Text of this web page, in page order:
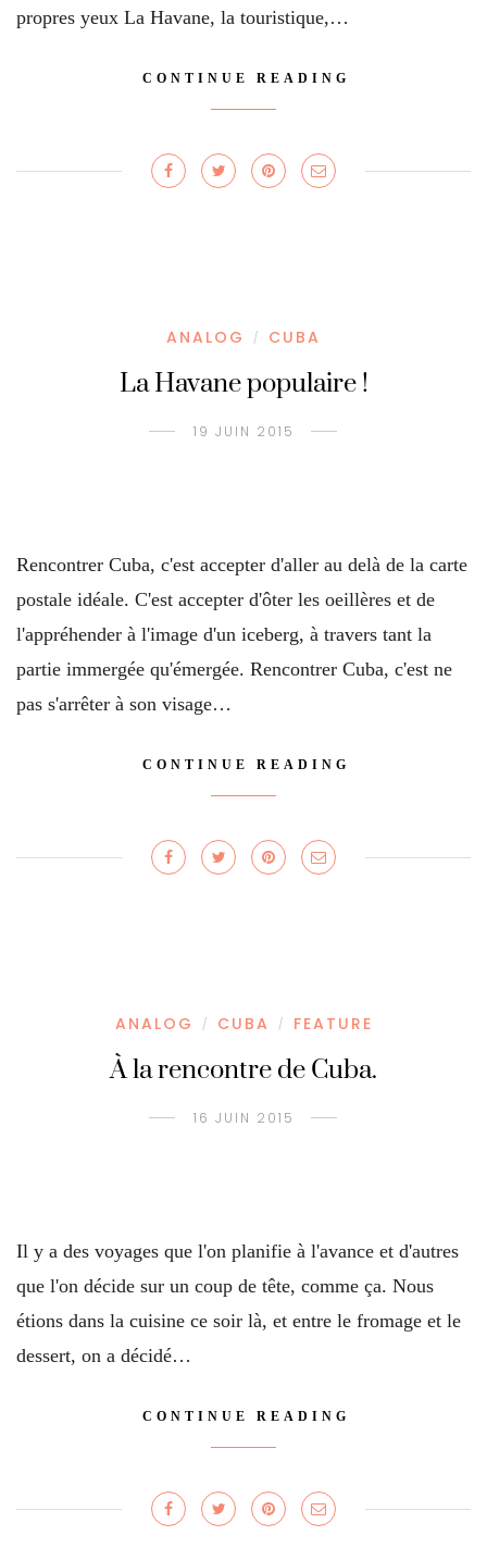
propres yeux La Havane, la touristique,…
CONTINUE READING
ANALOG / CUBA
La Havane populaire !
19 JUIN 2015
Rencontrer Cuba, c'est accepter d'aller au delà de la carte
postale idéale. C'est accepter d'ôter les oeillères et de
l'appréhender à l'image d'un iceberg, à travers tant la
partie immergée qu'émergée. Rencontrer Cuba, c'est ne
pas s'arrêter à son visage…
CONTINUE READING
ANALOG / CUBA / FEATURE
À la rencontre de Cuba.
16 JUIN 2015
Il y a des voyages que l'on planifie à l'avance et d'autres
que l'on décide sur un coup de tête, comme ça. Nous
étions dans la cuisine ce soir là, et entre le fromage et le
dessert, on a décidé…
CONTINUE READING